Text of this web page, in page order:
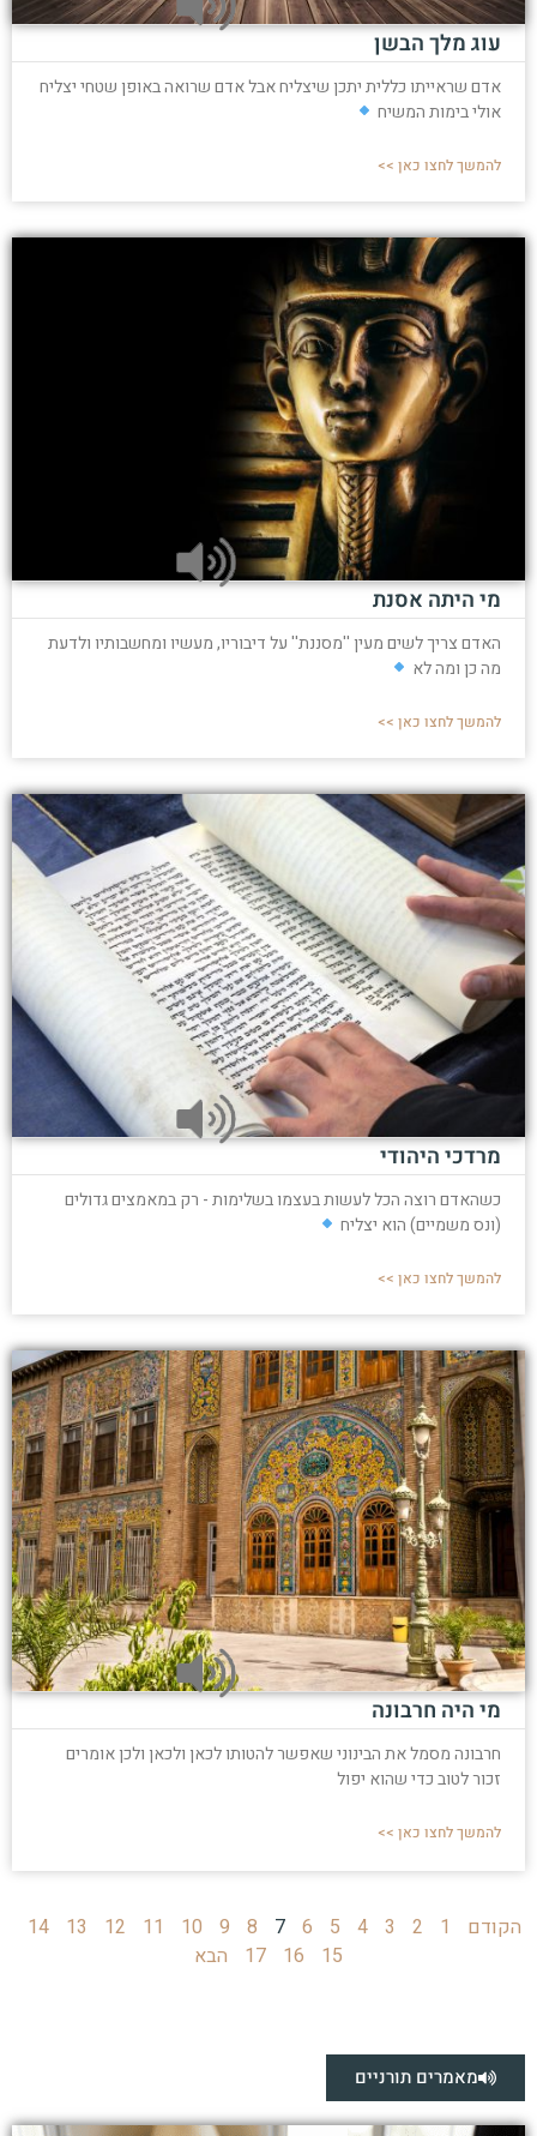
עוג מלך הבשן
אדם שראייתו כללית יתכן שיצליח אבל אדם שרואה באופן שטחי יצליח
אולי בימות המשיח
להמשך לחצו כאן >>
מי היתה אסנת
האדם צריך לשים מעין ''מסננת'' על דיבוריו, מעשיו ומחשבותיו ולדעת
מה כן ומה לא
להמשך לחצו כאן >>
מרדכי היהודי
כשהאדם רוצה הכל לעשות בעצמו בשלימות - רק במאמצים גדולים
(ונס משמיים) הוא יצליח
להמשך לחצו כאן >>
מי היה חרבונה
חרבונה מסמל את הבינוני שאפשר להטותו לכאן ולכאן ולכן אומרים
זכור לטוב כדי שהוא יפול
להמשך לחצו כאן >>
הקודם 1
2
3
4
5
6
7
8
9
10
11
12
13
14
15
16
17 הבא
מאמרים תורניים